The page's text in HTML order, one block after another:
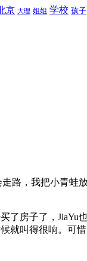
京 大理 姐姐 学校 孩子
路，我把小青
房子了，
叫得很响。